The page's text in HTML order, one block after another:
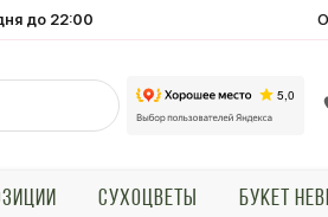
до 22:00
СУХОЦВЕТЫ БУКЕТ